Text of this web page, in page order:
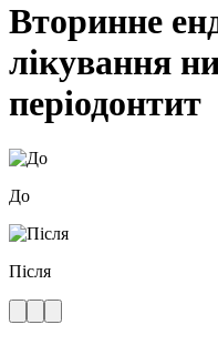
Вторинне
лікування
періодонтит
До
Після